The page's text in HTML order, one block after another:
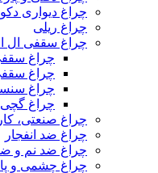
چراغ دیواری
چراغ ریلی
چراغ سقفی ال
چراغ
چراغ
چراغ
چراغ گچی
چراغ صنعتی،
چراغ ضد انفجار
چراغ ضد نم و
چراغ چشمی و